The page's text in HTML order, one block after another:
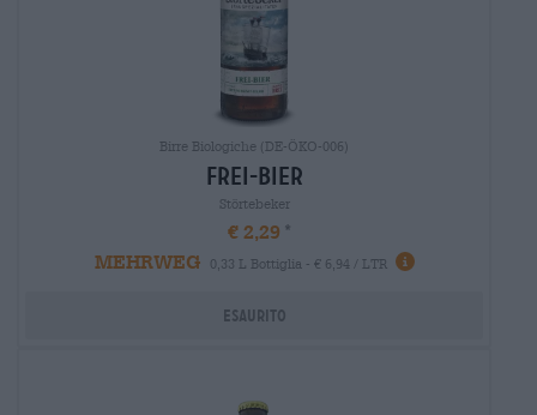
Birre Biologiche (DE-ÖKO-006)
frei-bier
Störtebeker
€ 2,29
MEHRWEG
0,33 L Bottiglia - € 6,94 / LTR
Esaurito